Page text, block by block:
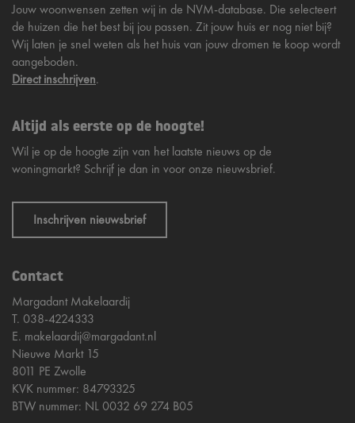
Jouw woonwensen zetten wij in de NVM-database. Die selecteert
de huizen die het best bij jou passen. Zit jouw huis er nog niet bij?
Wij laten je snel weten als het huis van jouw dromen te koop wordt
aangeboden.
Direct inschrijven.
Altijd als eerste op de hoogte!
Wil je op de hoogte zijn van het laatste nieuws op de
woningmarkt? Schrijf je dan in voor onze nieuwsbrief.
Inschrijven nieuwsbrief
Contact
Margadant Makelaardij
T. 038-4224333
E. makelaardij@margadant.nl
Nieuwe Markt 15
8011 PE Zwolle
KVK nummer: 84793325
BTW nummer: NL 0032 69 274 B05